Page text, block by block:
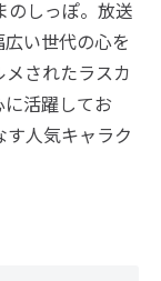
のしっぽ。放送
い世代の心を
されたラスカ
活躍してお
す人気キャラク